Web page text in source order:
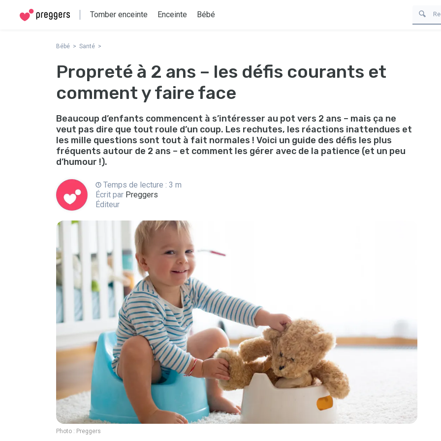
Tomber enceinte Enceinte Bébé
Bébé Santé
Propreté à 2 ans – les défis courants et
comment y faire face
Beaucoup d’enfants commencent à s’intéresser au pot vers 2 ans – mais ça ne
veut pas dire que tout roule d’un coup. Les rechutes, les réactions inattendues et
les mille questions sont tout à fait normales ! Voici un guide des défis les plus
fréquents autour de 2 ans – et comment les gérer avec de la patience (et un peu
d’humour !).
Temps de lecture : 3 m
Écrit par Preggers
Éditeur
Photo : Preggers